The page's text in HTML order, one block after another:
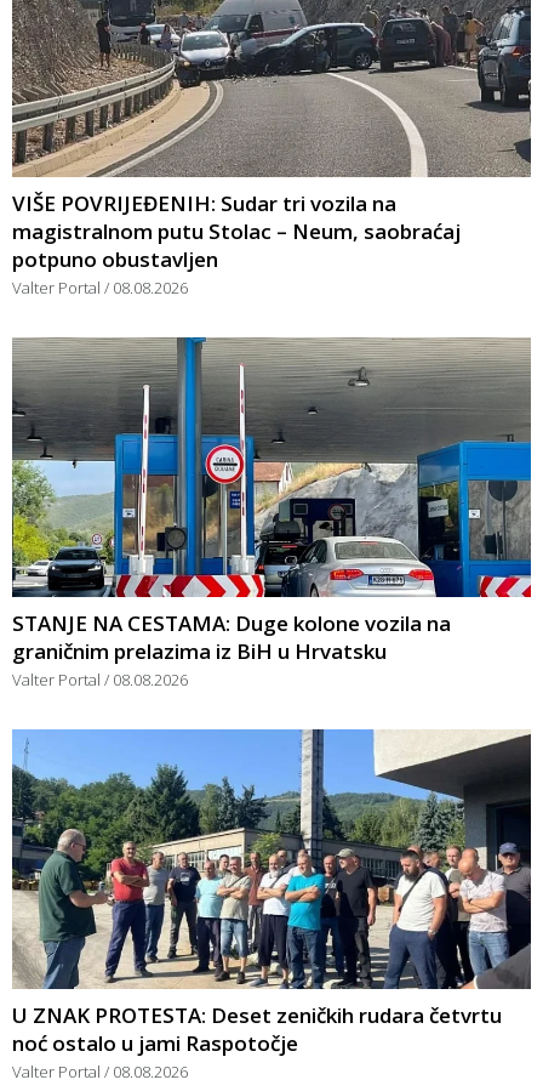
VIŠE POVRIJEĐENIH: Sudar tri vozila na
magistralnom putu Stolac – Neum, saobraćaj
potpuno obustavljen
Valter Portal 08.08.2026
STANJE NA CESTAMA: Duge kolone vozila na
graničnim prelazima iz BiH u Hrvatsku
Valter Portal 08.08.2026
U ZNAK PROTESTA: Deset zeničkih rudara četvrtu
noć ostalo u jami Raspotočje
Valter Portal 08.08.2026